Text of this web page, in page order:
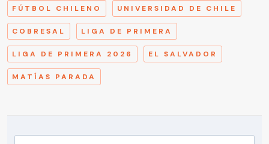
FÚTBOL CHILENO UNIVERSIDAD DE CHILE
COBRESAL LIGA DE PRIMERA
LIGA DE PRIMERA 2026 EL SALVADOR
MATÍAS PARADA